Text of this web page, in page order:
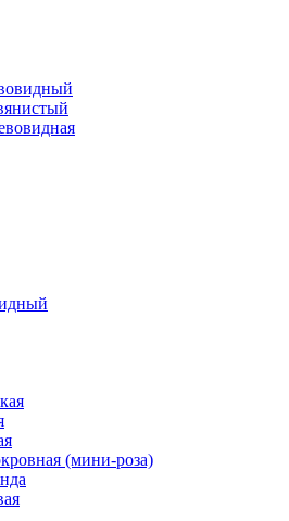
(мини-роза)